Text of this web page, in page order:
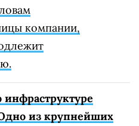
компании,
из крупнейших